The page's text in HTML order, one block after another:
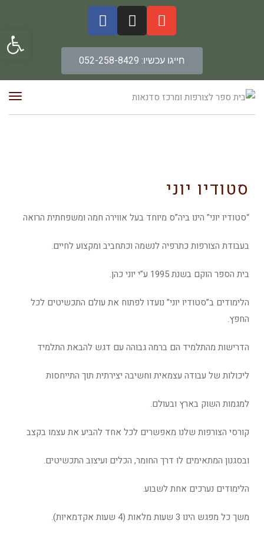
חייגו עכשיו: 052-258-8429
סטודיו יוני
“סטודיו יוני” הינו ביה”ס מיוחד בעל אווירה חמה ומשפחתית הרואה
בעבודת הצורפות כתרפיה לנשמה וכתחביב ומקצוע לחיים.
בית הספר הוקם בשנת 1995 ע”י יוני כהן.
הלימודים ב”סטודיו יוני” נועדו לפתוח את עולם התכשיטים לכל
החפץ.
הדרישות מהתלמיד הם ברמה גבוהה עם דגש להבאת התלמיד
ליכולות של עבודה עצמאית וחשיבה יצירתית תוך התייחסות
למגמות השוק בארץ ובעולם.
קורסי הצורפות שלנו מאפשרים לכל אחד להביע את עצמו בקצב
ובסגנון המתאימים לו דרך החומר, הכלים ועיצוב התכשיטים.
הלימודים נערכים אחת לשבוע.
משך כל מפגש הינו 3 שעות מלאות (4 שעות אקדמאיות).
פתח